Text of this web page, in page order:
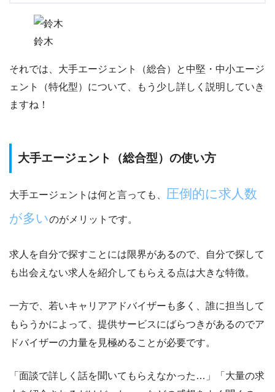
鈴木
それでは、大手エージェント（総合）と中堅・中小エージ
ェント（特化型）について、もう少し詳しく説明していき
ますね！
大手エージェント（総合型）の使い方
大手エージェントは何と言っても、 圧倒的に求人数
が多いのがメリットです。
求人を自分で探すことには限界があるので、
自分で探して
も出会えない求人を紹介してもらえる 点は大きな特徴。
一方で、若いキャリアアドバイザーも多く、誰に担当して
もらうかによって、提供サービスにばらつきがあるのでア
ドバイザーの力量を見極めることが必要です。
「面談で詳しく話を聞いてもらえなかった…」「大量の求